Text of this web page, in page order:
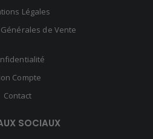
Légales
de Vente
Compte
Contact
SOCIAUX